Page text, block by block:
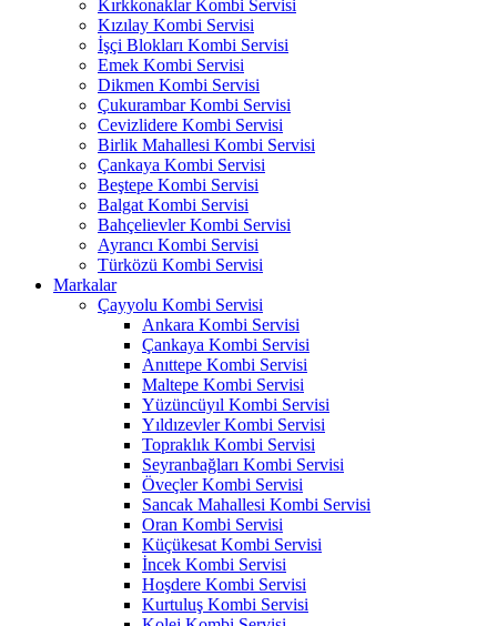
Kırkkonaklar Kombi Servisi
Kızılay Kombi Servisi
İşçi Blokları Kombi Servisi
Emek Kombi Servisi
Dikmen Kombi Servisi
Çukurambar Kombi Servisi
Cevizlidere Kombi Servisi
Birlik Mahallesi Kombi Servisi
Çankaya Kombi Servisi
Beştepe Kombi Servisi
Balgat Kombi Servisi
Bahçelievler Kombi Servisi
Ayrancı Kombi Servisi
Türközü Kombi Servisi
Markalar
Çayyolu Kombi Servisi
Ankara Kombi Servisi
Çankaya Kombi Servisi
Anıttepe Kombi Servisi
Maltepe Kombi Servisi
Yüzüncüyıl Kombi Servisi
Yıldızevler Kombi Servisi
Topraklık Kombi Servisi
Seyranbağları Kombi Servisi
Öveçler Kombi Servisi
Sancak Mahallesi Kombi Servisi
Oran Kombi Servisi
Küçükesat Kombi Servisi
İncek Kombi Servisi
Hoşdere Kombi Servisi
Kurtuluş Kombi Servisi